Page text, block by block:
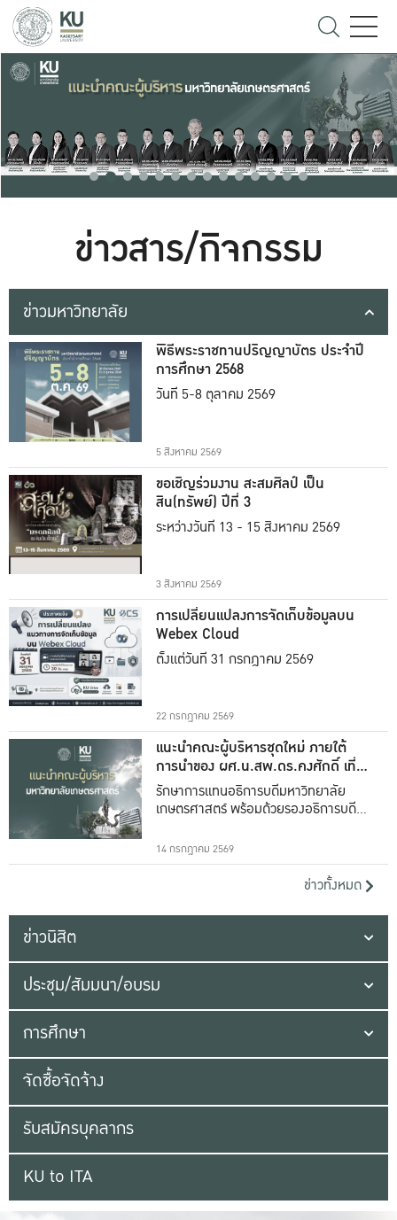
ข่าวสาร/กิจกรรม
ข่าวมหาวิทยาลัย
พิธีพระราชทานปริญญาบัตร ประจำปี
การศึกษา 2568
วันที่ 5-8 ตุลาคม 2569
5 สิงหาคม 2569
ขอเชิญร่วมงาน สะสมศิลป์ เป็น
สิน(ทรัพย์) ปีที่ 3
ระหว่างวันที่ 13 - 15 สิงหาคม 2569
3 สิงหาคม 2569
การเปลี่ยนแปลงการจัดเก็บข้อมูลบน
Webex Cloud
ตั้งแต่วันที่ 31 กรกฎาคม 2569
22 กรกฎาคม 2569
แนะนำคณะผู้บริหารชุดใหม่ ภายใต้
การนำของ ผศ.น.สพ.ดร.คงศักดิ์ เที่ยง
ธรรม
รักษาการแทนอธิการบดีมหาวิทยาลัย
เกษตรศาสตร์ พร้อมด้วยรองอธิการบดีทั้ง
14 กรกฎาคม 2569
ข่าวทั้งหมด
ข่าวนิสิต
ประชุม/สัมมนา/อบรม
การศึกษา
จัดซื้อจัดจ้าง
รับสมัครบุคลากร
KU to ITA